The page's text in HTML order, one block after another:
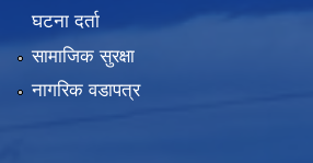
घटना दर्ता
सामाजिक सुरक्षा
नागरिक वडापत्र